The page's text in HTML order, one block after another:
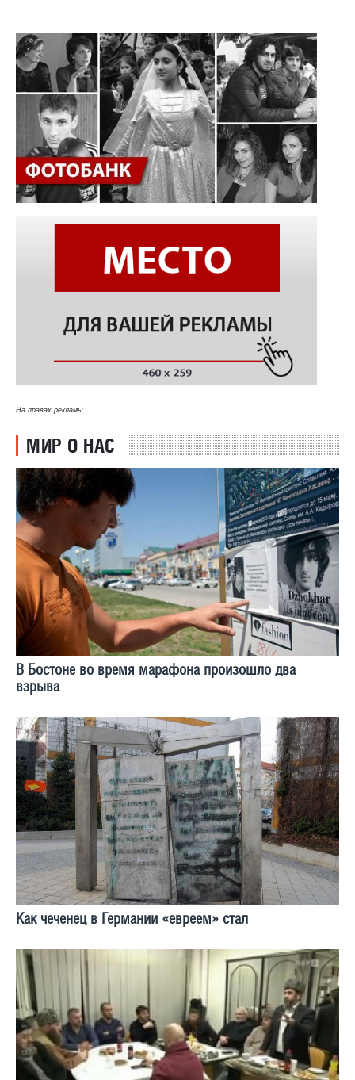
На правах рекламы
МИР О НАС
В Бостоне во время марафона произошло два
взрыва
Как чеченец в Германии «евреем» стал